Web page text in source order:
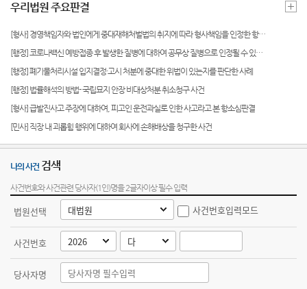
원
등기과/
소
청사안
내
찾아오
시는길
유관기
의 계약
서
재판기
록열람
복사예
우리법원 주요판결
[형사] 경영책임자와 법인에게 중대재해처벌법의 취지에 따라 형사책임을 인정한 항소심 판결
[행정] 코로나백신 예방접종 후 발생한 질병에 대하여 공무상 질병으로 인정될 수 있는 판단기준을 제시한 판결
[행정] 폐기물처리시설 입지결정·고시 처분에 중대한 위법이 있는지를 판단한 사례
[행정] 법률해석의 방법- 국립묘지 안장 비대상처분 취소청구 사건
[형사] 급발진사고 주장에 대하여, 피고인 운전과실로 인한 사고라고 본 항소심판결
[민사] 직장 내 괴롭힘 행위에 대하여 회사에 손해배상을 청구한 사건
나의 사건 검색
사건번호와 사건관련 당사자(1인)명을 2글자이상 필수 입력